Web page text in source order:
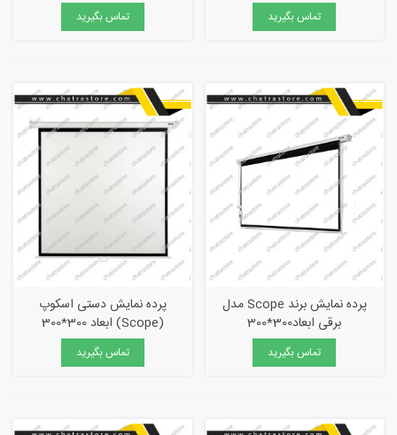
تماس بگیرید تماس بگیرید
پرده نمایش برند Scope مدل
برقی ابعاد300*300
تماس بگیرید
پرده نمایش دستی اسکوپ
(Scope) ابعاد 300*300
تماس بگیرید